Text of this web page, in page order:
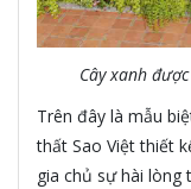
Cây xanh
Trên đây là mẫu
thất Sao Việt thiết
gia chủ sự hài lòng